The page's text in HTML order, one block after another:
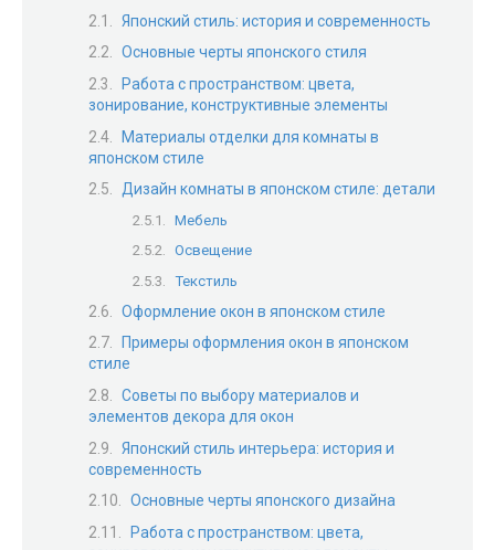
Японский стиль: история и современность
Основные черты японского стиля
Работа с пространством: цвета,
зонирование, конструктивные элементы
Материалы отделки для комнаты в
японском стиле
Дизайн комнаты в японском стиле: детали
Мебель
Освещение
Текстиль
Оформление окон в японском стиле
Примеры оформления окон в японском
стиле
Советы по выбору материалов и
элементов декора для окон
Японский стиль интерьера: история и
современность
Основные черты японского дизайна
Работа с пространством: цвета,